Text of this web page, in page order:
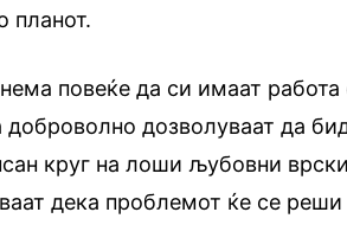
планот.
повеќе да си имаат работа
дозволуваат да
круг на лоши љубовни врски
дека проблемот ќе се реши